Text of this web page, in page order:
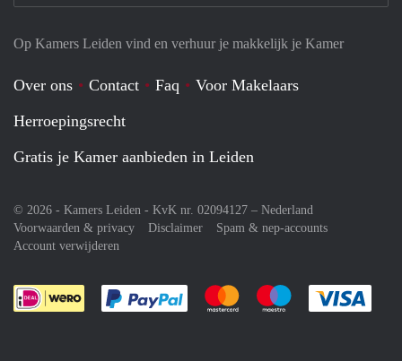
Op Kamers Leiden vind en verhuur je makkelijk je Kamer
Over ons Contact Faq
Voor Makelaars
Herroepingsrecht
Gratis je Kamer aanbieden in Leiden
© 2026 - Kamers Leiden - KvK nr. 02094127 – Nederland
Voorwaarden & privacy
Disclaimer
Spam & nep-accounts
Account verwijderen
Je rekent gemakkelijk af met Paypal
Je rekent gemakkelijk af met
Je rekent